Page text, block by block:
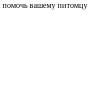
помочь вашему питомцу